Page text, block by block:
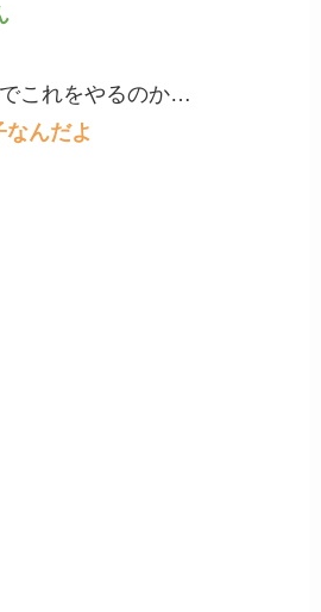
これをやるのか…
んだよ